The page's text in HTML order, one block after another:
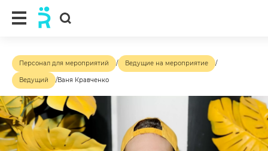
Персонал для мероприятий / Ведущие на мероприятие /
Ведущий /Ваня Кравченко